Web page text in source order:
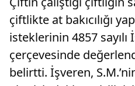
çiftlikte at bakıcılığı
isteklerinin 4857 sayılı
çerçevesinde
belirtti. İşveren,